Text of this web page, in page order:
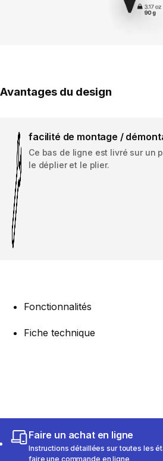
Avantages du design
facilité de montage /
Ce bas de ligne est livré sur un
le déplier et le plier.
Fonctionnalités
Fiche technique
Faire un achat en ligne
Instructions détaillées sur toutes les
faire une commande en ligne